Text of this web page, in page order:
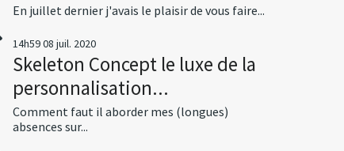
En juillet dernier j'avais le plaisir de vous faire...
14h5908 juil. 2020
Skeleton Concept le luxe de la
personnalisation...
Comment faut il aborder mes (longues)
absences sur...